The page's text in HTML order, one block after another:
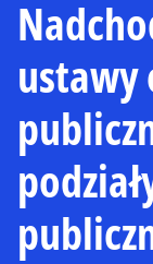
ustawy